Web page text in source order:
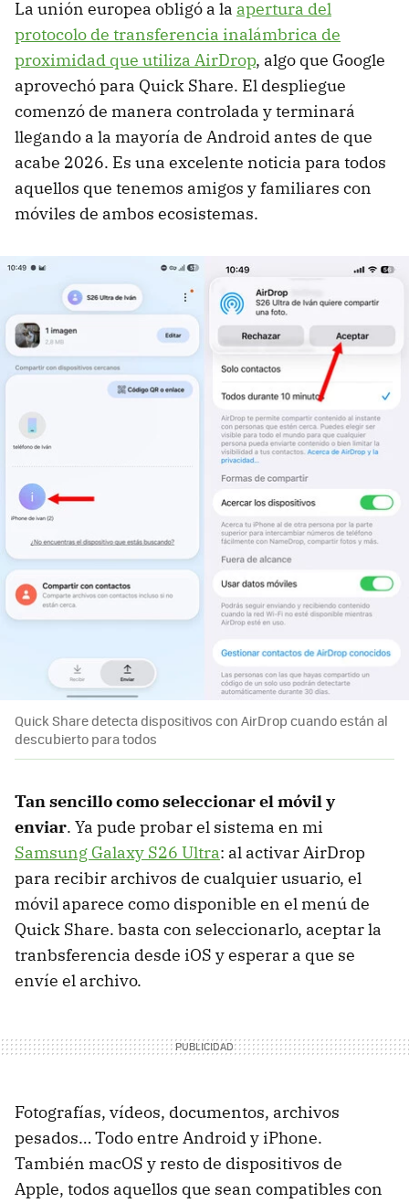
La unión europea obligó a la apertura del
protocolo de transferencia inalámbrica de
proximidad que utiliza AirDrop, algo que Google
aprovechó para Quick Share. El despliegue
comenzó de manera controlada y terminará
llegando a la mayoría de Android antes de que
acabe 2026. Es una excelente noticia para todos
aquellos que tenemos amigos y familiares con
móviles de ambos ecosistemas.
Quick Share detecta dispositivos con AirDrop cuando están al
descubierto para todos
Tan sencillo como seleccionar el móvil y
enviar. Ya pude probar el sistema en mi
Samsung Galaxy S26 Ultra: al activar AirDrop
para recibir archivos de cualquier usuario, el
móvil aparece como disponible en el menú de
Quick Share. basta con seleccionarlo, aceptar la
tranbsferencia desde iOS y esperar a que se
envíe el archivo.
Fotografías, vídeos, documentos, archivos
pesados… Todo entre Android y iPhone.
También macOS y resto de dispositivos de
Apple, todos aquellos que sean compatibles con